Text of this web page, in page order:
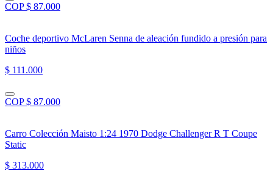
COP $ 87.000
Coche deportivo McLaren Senna de aleación fundido a presión para
niños
$ 111.000
COP $ 87.000
Carro Colección Maisto 1:24 1970 Dodge Challenger R T Coupe
Static
$ 313.000